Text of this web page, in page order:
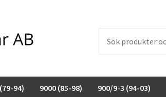
94) 9000 (85-98) 900/9-3 (94-03)